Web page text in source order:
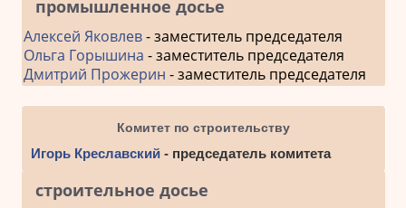
промышленное досье
Алексей Яковлев- заместитель председателя
Ольга Горышина - заместитель председателя
Дмитрий Прожерин - заместитель председателя
Комитет по строительству
Игорь Креславский - председатель комитета
строительное досье